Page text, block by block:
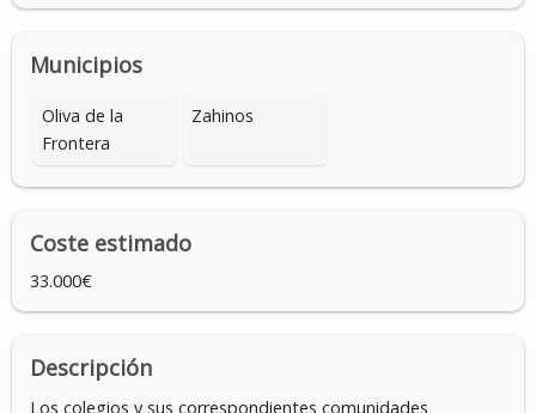
Municipios
Oliva de la
Frontera
Zahinos
Coste estimado
33.000€
Descripción
Los colegios y sus correspondientes comunidades